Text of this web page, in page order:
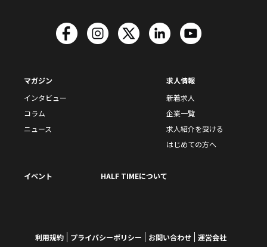
マガジン
インタビュー
コラム
ニュース
求人情報
新着求人
企業一覧
求人紹介を受ける
はじめての方へ
イベント HALF TIMEについて
利用規約 プライバシーポリシー お問い合わせ 運営会社